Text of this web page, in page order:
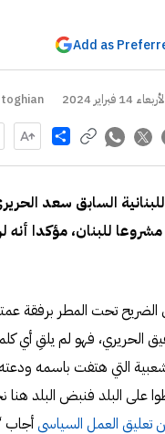
Add as
14 فبراير 2024 toghian
Share
السابق سعد
للبنان، مؤكدا
تحت المطر برفقة عمته
الحريري، فهو لم يلقِ أي
التي هتفت باسمه ودعته
على البلد فنبض البلد هنا
تعليق العمل السياسيأجاب